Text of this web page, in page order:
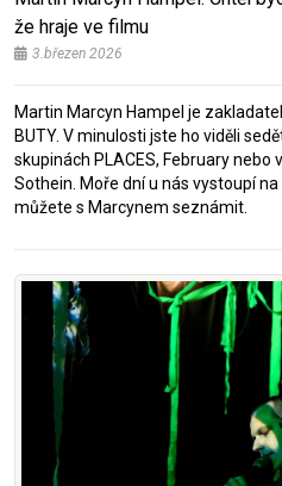
že hraje ve filmu
3.březen 2026
Martin Marcyn Hampel je
BUTY. V minulosti jste ho viděli
skupinách PLACES, February
Sothein. Moře dní u nás vystoupí
můžete s Marcynem seznámit.